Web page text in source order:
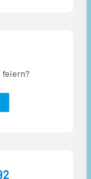
feiern?